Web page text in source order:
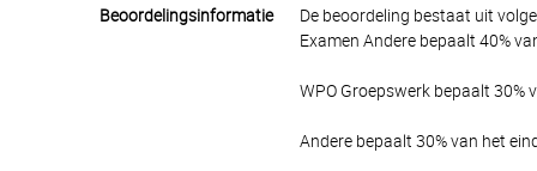
Beoordelingsinformatie
De beoordeling bestaat uit
Examen Andere bepaalt 40%
WPO Groepswerk bepaalt 30%
Andere bepaalt 30% van het